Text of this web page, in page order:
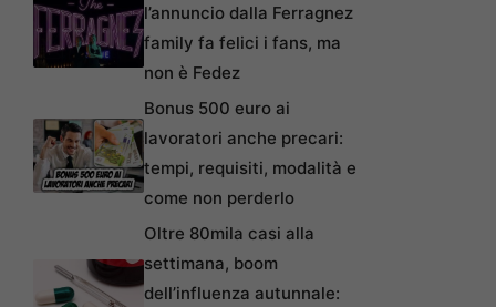
l’annuncio dalla Ferragnez
family fa felici i fans, ma
non è Fedez
Bonus 500 euro ai
lavoratori anche precari:
tempi, requisiti, modalità e
come non perderlo
Oltre 80mila casi alla
settimana, boom
dell’influenza autunnale: